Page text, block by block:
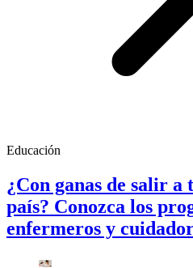
Educación
¿Con ganas de salir
país? Conozca los
enfermeros y